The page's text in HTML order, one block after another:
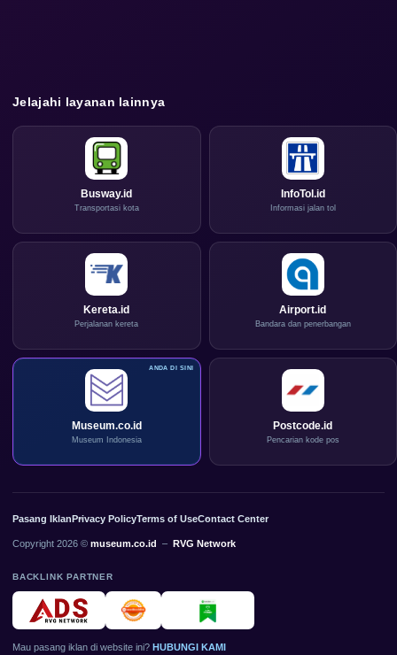
Jelajahi layanan lainnya
Busway.id
Transportasi kota
InfoTol.id
Informasi jalan tol
Kereta.id
Perjalanan kereta
Airport.id
Bandara dan penerbangan
Museum.co.id
Museum Indonesia
Postcode.id
Pencarian kode pos
Pasang IklanPrivacy PolicyTerms of UseContact Center
Copyright 2026 © museum.co.id – RVG Network
BACKLINK PARTNER
Mau pasang iklan di website ini? HUBUNGI KAMI